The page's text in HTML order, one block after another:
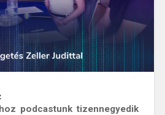
podcastunk tizennegyedik